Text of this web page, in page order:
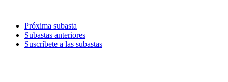
contenidoPróxima subasta
Subastas anteriores
Suscríbete a las subastas